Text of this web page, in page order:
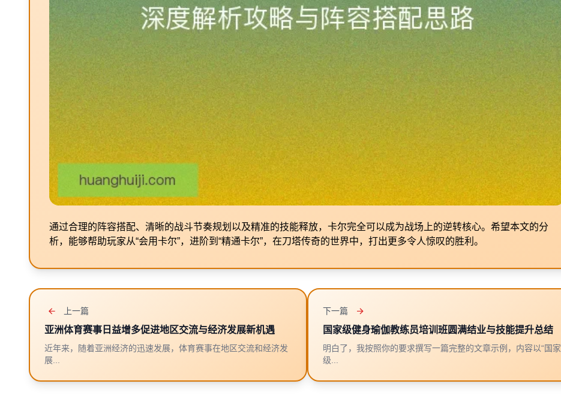
通过合理的阵容搭配、清晰的战斗节奏规划以及精准的技能释放，卡尔完全可以成为战场上的逆转核心。希望本文的分
析，能够帮助玩家从“会用卡尔”，进阶到“精通卡尔”，在刀塔传奇的世界中，打出更多令人惊叹的胜利。
上一篇
亚洲体育赛事日益增多促进地区交流与经济发展新机遇
近年来，随着亚洲经济的迅速发展，体育赛事在地区交流和经济发
展...
下一篇
国家级健身瑜伽教练员培训班圆满结业与技能提升总结
明白了，我按照你的要求撰写一篇完整的文章示例，内容以“国家
级...